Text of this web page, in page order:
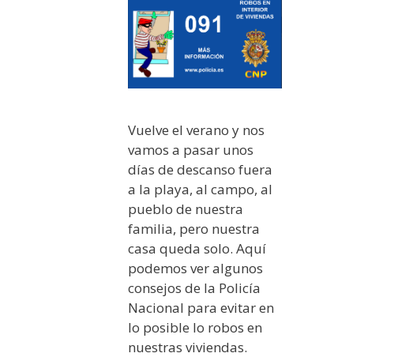
Vuelve el verano y nos
vamos a pasar unos
días de descanso fuera
a la playa, al campo, al
pueblo de nuestra
familia, pero nuestra
casa queda solo. Aquí
podemos ver algunos
consejos de la Policía
Nacional para evitar en
lo posible lo robos en
nuestras viviendas.